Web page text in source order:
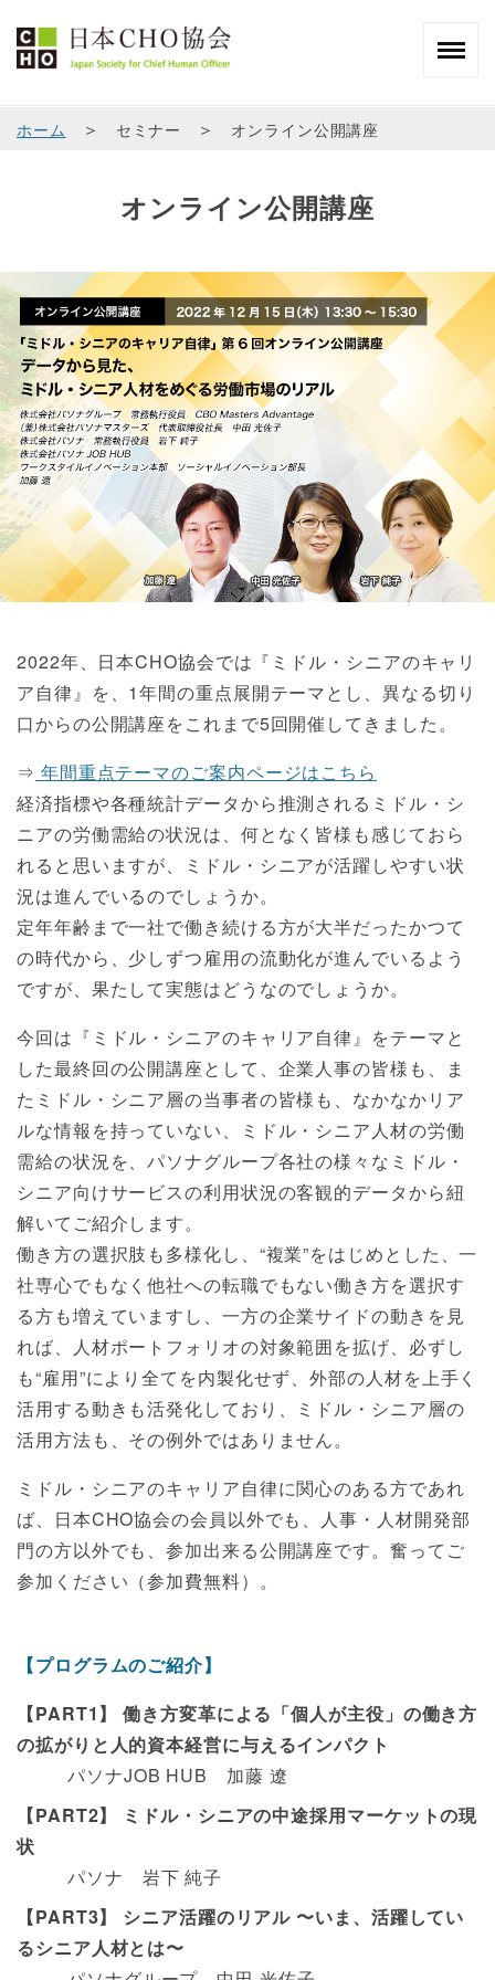
ホーム ＞ セミナー ＞ オンライン公開講座
オンライン公開講座
2022年、日本CHO協会では『ミドル・シニアのキャリ
ア自律』を、1年間の重点展開テーマとし、異なる切り
口からの公開講座をこれまで5回開催してきました。
⇒ 年間重点テーマのご案内ページはこちら
経済指標や各種統計データから推測されるミドル・シ
ニアの労働需給の状況は、何となく皆様も感じておら
れると思いますが、ミドル・シニアが活躍しやすい状
況は進んでいるのでしょうか。
定年年齢まで一社で働き続ける方が大半だったかつて
の時代から、少しずつ雇用の流動化が進んでいるよう
ですが、果たして実態はどうなのでしょうか。
今回は『ミドル・シニアのキャリア自律』をテーマと
した最終回の公開講座として、企業人事の皆様も、ま
たミドル・シニア層の当事者の皆様も、なかなかリア
ルな情報を持っていない、ミドル・シニア人材の労働
需給の状況を、パソナグループ各社の様々なミドル・
シニア向けサービスの利用状況の客観的データから紐
解いてご紹介します。
働き方の選択肢も多様化し、“複業”をはじめとした、一
社専心でもなく他社への転職でもない働き方を選択す
る方も増えていますし、一方の企業サイドの動きを見
れば、人材ポートフォリオの対象範囲を拡げ、必ずし
も“雇用”により全てを内製化せず、外部の人材を上手く
活用する動きも活発化しており、ミドル・シニア層の
活用方法も、その例外ではありません。
ミドル・シニアのキャリア自律に関心のある方であれ
ば、日本CHO協会の会員以外でも、人事・人材開発部
門の方以外でも、参加出来る公開講座です。奮ってご
参加ください（参加費無料）。
【プログラムのご紹介】
【PART1】 働き方変革による「個人が主役」の働き方
の拡がりと人的資本経営に与えるインパクト
パソナJOB HUB 加藤 遼
【PART2】 ミドル・シニアの中途採用マーケットの現
状
パソナ 岩下 純子
【PART3】 シニア活躍のリアル 〜いま、活躍してい
るシニア人材とは〜